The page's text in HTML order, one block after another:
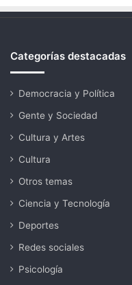
Categorías destacadas
Democracia y Política
Gente y Sociedad
Cultura y Artes
Cultura
Otros temas
Ciencia y Tecnología
Deportes
Redes sociales
Psicología